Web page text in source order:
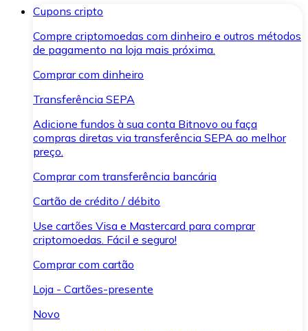
Cupons cripto
Compre criptomoedas com dinheiro e outros métodos
de pagamento na loja mais próxima.
Comprar com dinheiro
Transferência SEPA
Adicione fundos à sua conta Bitnovo ou faça
compras diretas via transferência SEPA ao melhor
preço.
Comprar com transferência bancária
Cartão de crédito / débito
Use cartões Visa e Mastercard para comprar
criptomoedas. Fácil e seguro!
Comprar com cartão
Loja - Cartões-presente
Novo